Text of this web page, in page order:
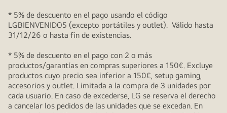
* 5% de descuento en el pago usando el código
LGBIENVENIDO5 (excepto portátiles y outlet). Válido hasta
31/12/26 o hasta fin de existencias.
* 5% de descuento en el pago con 2 o más
productos/garantías en compras superiores a 150€. Excluye
productos cuyo precio sea inferior a 150€, setup gaming,
accesorios y outlet. Limitada a la compra de 3 unidades por
cada usuario. En caso de excederse, LG se reserva el derecho
a cancelar los pedidos de las unidades que se excedan. En